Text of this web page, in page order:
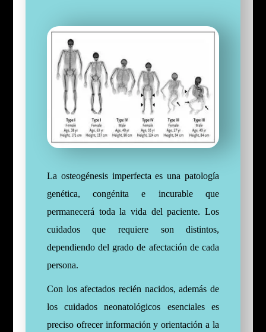
La osteogénesis imperfecta es una patología
genética, congénita e incurable que
permanecerá toda la vida del paciente. Los
cuidados que requiere son distintos,
dependiendo del grado de afectación de cada
persona.
Con los afectados recién nacidos, además de
los cuidados neonatológicos esenciales es
preciso ofrecer información y orientación a la